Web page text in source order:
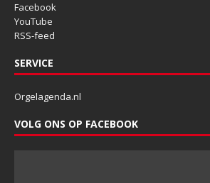
Facebook
YouTube
RSS-feed
SERVICE
Orgelagenda.nl
VOLG ONS OP FACEBOOK